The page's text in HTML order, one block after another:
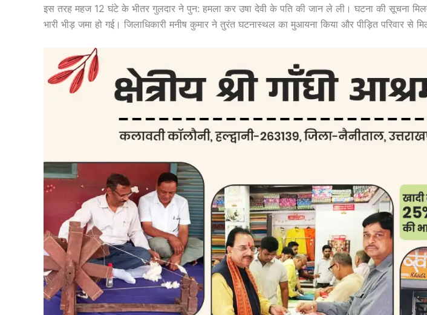
इस तरह महज 12 घंटे के भीतर गुलदार ने पुन: हमला कर उषा देवी के पति की जान ले ली। घटना की सूचना
भारी भीड़ जमा हो गई। जिलाधिकारी मनीष कुमार ने तुरंत घटनास्थल का मुआयना किया और पीड़ित परिवार से